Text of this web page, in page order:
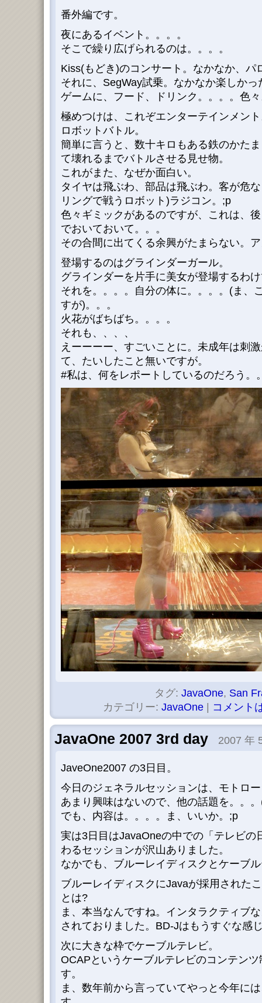
番外編です。
夜にあるイベント。。。。
そこで繰り広げられるのは。。。。
Kiss(もどき)のコンサート。なかなか、パ
それに、SegWay試乗。なかなか楽しか
ゲームに、フード、ドリンク。。。。色
極めつけは、これぞエンターテインメン
ロボットバトル。
簡単に言うと、数十キロもある鉄のかた
て壊れるまでバトルさせる見せ物。
これがまた、なぜか面白い。
タイヤは飛ぶわ、部品は飛ぶわ。客が危
リングで戦うロボット)ラジコン。;p
色々ギミックがあるのですが、これは、
でおいておいて。。。
その合間に出てくる余興がたまらない。
登場するのはグラインダーガール。
グラインダーを片手に美女が登場するわ
それを。。。。自分の体に。。。。(ま、
すが)。。。
火花がばちばち。。。。
それも、、、、
えーーーー、すごいことに。未成年は刺
て、たいしたこと無いですが。
#私は、何をレポートしているのだろう。
タグ: JavaOne, San
カテゴリー: JavaOne コメント
JavaOne 2007 3rd day 2007 年
JaveOne2007 の3日目。
今日のジェネラルセッションは、モトロ
あまり興味はないので、他の話題を。。
でも、内容は。。。。ま、いいか。;p
実は3日目はJavaOneの中での「テレビの
わるセッションが沢山ありました。
なかでも、ブルーレイディスクとケーブ
ブルーレイディスクにJavaが採用された
とは?
ま、本当なんですね。インタラクティブ
されておりました。BD-Jはもうすぐな感
次に大きな枠でケーブルテレビ。
OCAPというケーブルテレビのコンテン
す。
ま、数年前から言っていてやっと今年に